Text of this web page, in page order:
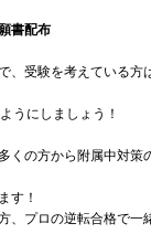
書配布
、受験を考えている方
うにしましょう！
くの方から附属中対策
す！
、プロの逆転合格で一